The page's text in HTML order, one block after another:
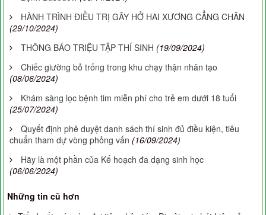
HÀNH TRÌNH ĐIỀU TRỊ GÃY HỞ HAI XƯƠNG CẲNG CHÂN
(29/10/2024)
THÔNG BÁO TRIỆU TẬP THÍ SINH (19/09/2024)
Chiếc giường bỏ trống trong khu chạy thận nhân tạo
(08/06/2024)
Khám sàng lọc bệnh tim miễn phí cho trẻ em dưới 18 tuổi
(25/07/2024)
Quyết định phê duyệt danh sách thí sinh đủ điều kiện, tiêu
chuẩn tham dự vòng phỏng vấn (16/09/2024)
Hãy là một phần của Kế hoạch đa dạng sinh học
(06/06/2024)
Những tin cũ hơn